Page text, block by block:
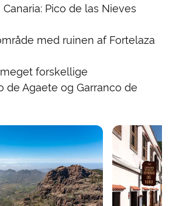
Pico de las Nieves
med ruinen af Fortelaza
forskellige
de Agaete og Garranco de